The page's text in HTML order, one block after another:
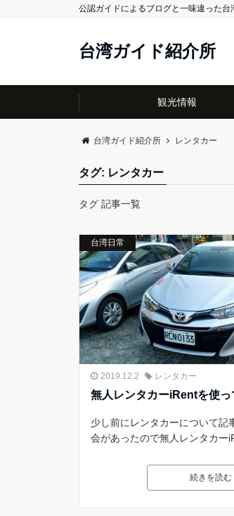
公認ガイドによるブログと一味違った台
台湾ガイド紹介所
観光情報
台湾ガイド紹介所 レンタカー
タグ: レンタカー
タグ 記事一覧
台湾日常
2019.12.2 レンタカー
無人レンタカーiRentを使っ
少し前にレンタカーについて記
会があったので無人レンタカー
続きを読む